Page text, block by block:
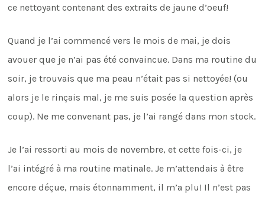
ce nettoyant contenant des extraits de jaune d’oeuf!
Quand je l’ai commencé vers le mois de mai, je dois
avouer que je n’ai pas été convaincue. Dans ma routine du
soir, je trouvais que ma peau n’était pas si nettoyée! (ou
alors je le rinçais mal, je me suis posée la question après
coup). Ne me convenant pas, je l’ai rangé dans mon stock.
Je l’ai ressorti au mois de novembre, et cette fois-ci, je
l’ai intégré à ma routine matinale. Je m’attendais à être
encore déçue, mais étonnamment, il m’a plu! Il n’est pas